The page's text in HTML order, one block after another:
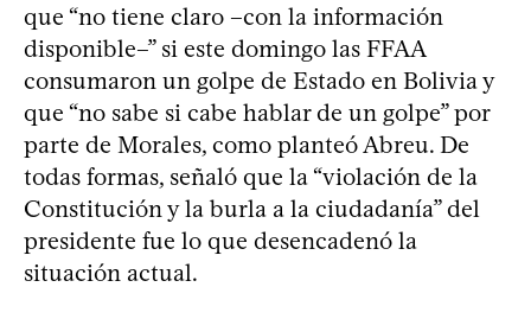
que “no tiene claro –con la información
disponible–” si este domingo las FFAA
consumaron un golpe de Estado en Bolivia y
que “no sabe si cabe hablar de un golpe” por
parte de Morales, como planteó Abreu. De
todas formas, señaló que la “violación de la
Constitución y la burla a la ciudadanía” del
presidente fue lo que desencadenó la
situación actual.